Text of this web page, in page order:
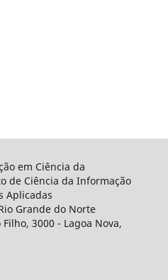
em Ciência da
de Ciência da Informação
Aplicadas
Grande do Norte
3000 - Lagoa Nova,